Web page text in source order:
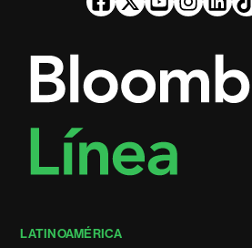
LATINOAMÉRICA